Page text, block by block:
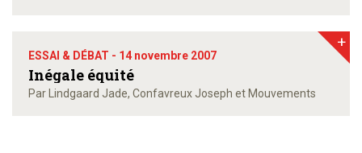
ESSAI & DÉBAT - 14 novembre 2007
Inégale équité
Par Lindgaard Jade, Confavreux Joseph et Mouvements
+